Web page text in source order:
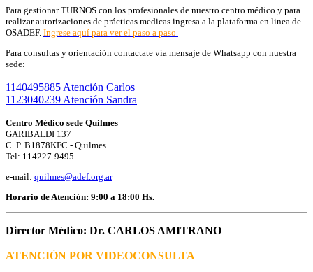
Para gestionar TURNOS con los profesionales de nuestro centro médico y para
realizar autorizaciones de prácticas medicas ingresa a la plataforma en linea de
OSADEF. Ingrese aquí para ver el paso a paso
Para consultas y orientación contactate vía mensaje de Whatsapp con nuestra
sede:
1140495885 Atención Carlos
1123040239 Atención Sandra
Centro Médico sede Quilmes
GARIBALDI 137
C. P. B1878KFC - Quilmes
Tel: 114227-9495
e-mail: quilmes@adef.org.ar
Horario de Atención: 9:00 a 18:00 Hs.
Director Médico: Dr. CARLOS AMITRANO
ATENCIÓN POR VIDEOCONSULTA